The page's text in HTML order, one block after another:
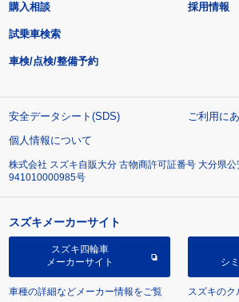
購入相談
試乗車検索
車検/点検/整備予約
採用情報
安全データシート(SDS)
ご利用に
個人情報について
株式会社 スズキ自販大分 古物商許可証番号 大分県
941010000985号
スズキメーカーサイト
スズキ四輪車
メーカーサイト
車種の詳細などメーカー情報をご覧
シ
スズキのク